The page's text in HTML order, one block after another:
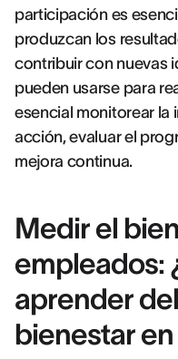
participación es
produzcan los
contribuir con nuevas
pueden usarse para
esencial monitorear la
acción, evaluar el
mejora continua.
Medir el
empleados:
aprender
bienestar